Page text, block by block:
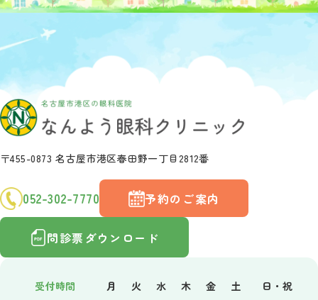
〒455-0873 名古屋市港区春田野一丁目2812番
052-302-7770 予約のご案内
問診票ダウンロード
受付時間 月 火 水 木 金 土 日・祝